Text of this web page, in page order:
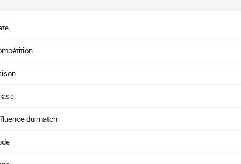
du match